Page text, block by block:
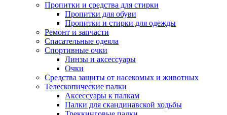
Пропитки и средства для стирки
Пропитки для обуви
Пропитки и стирки для одежды
Ремонт и запчасти
Спасательные одеяла
Спортивные очки
Линзы и аксессуары
Очки
Средства защиты от насекомых и животных
Телескопические палки
Аксессуары к палкам
Палки для скандинавской ходьбы